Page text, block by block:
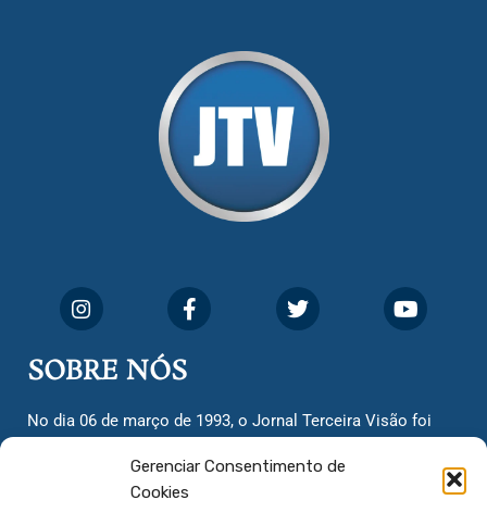
Gerenciar Consentimento de
Cookies
SOBRE NÓS
No dia 06 de março de 1993, o Jornal Terceira Visão foi
cidadãos valinhenses, já que naquela época só existiam
dois jornais. Há mais de 30 anos, o jornal continua